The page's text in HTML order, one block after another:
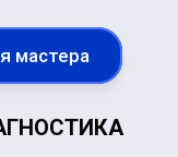
мастера